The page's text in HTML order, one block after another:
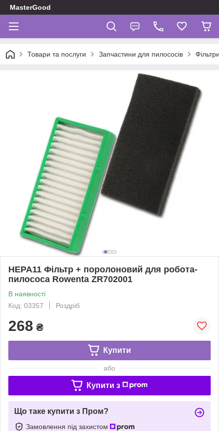
MasterGood
Товари та послуги Запчастини для пилососів
HEPA11 Фільтр + поролоновий для робота-
пилососа Rowenta ZR702001
В наявності
Код: 03357
Роздріб
268 ₴
Купити
або
Купити з
Що таке купити з Пром?
Замовлення під захистом